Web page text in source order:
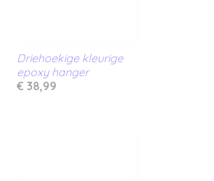
Driehoekige kleurige
epoxy hanger
€ 38,99